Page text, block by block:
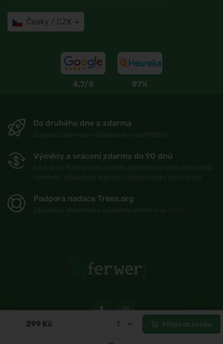
Česky / CZK
4,7/5 97%
Do druhého dne a zdarma
Výměny a vrácení zdarma do 90 dnů
Podpora nadace Trees.org
299 Kč Přidat do košíku